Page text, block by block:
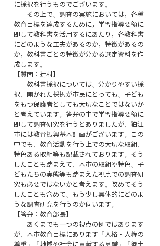
に採択を行うものでございます。
その上で、調査の実施においては，各種
教育目標を達成するために，学習指導要領に
即して教科書を活用するにあたり，各教科書
にどのような工夫があるのか，特徴があるの
か，教科書ごとの特徴が分かる選定資料を作
成します。
【質問：辻村】
教科書採択については、分かりやすい採
択、開かれた採択が市民にとっても、子ども
をもつ保護者としても大切なことではないか
と考えています。答弁の中で学習指導要領に
即して調査研究を行うとありましたが、狛江
市には教育振興基本計画がございます。この
中でも、教育活動を行う上での大切な取組、
特色ある取組等も記載されております。そう
したことも踏まえて、本市の取組や特色、子
どもたちの実態等も踏まえた視点での調査研
究も必要ではないかと考えます。改めてそう
したことも含めて、もう少し具体的にどのよ
うな調査研究を行うのか伺います。
【答弁：教育部長】
あくまでも一つの視点の例ではあります
が、本市教育目標にあります「人格・人権の